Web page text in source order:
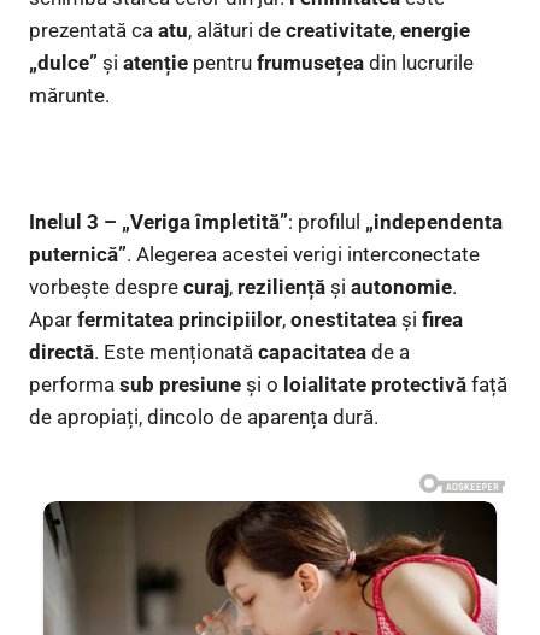
prezentată ca atu, alături de creativitate, energie
„dulce” și atenție pentru frumusețea din lucrurile
mărunte.
Inelul 3 – „Veriga împletită”: profilul „independenta
puternică”. Alegerea acestei verigi interconectate
vorbește despre curaj, reziliență și autonomie.
Apar fermitatea principiilor, onestitatea și firea
directă. Este menționată capacitatea de a
performa sub presiune și o loialitate protectivă față
de apropiați, dincolo de aparența dură.